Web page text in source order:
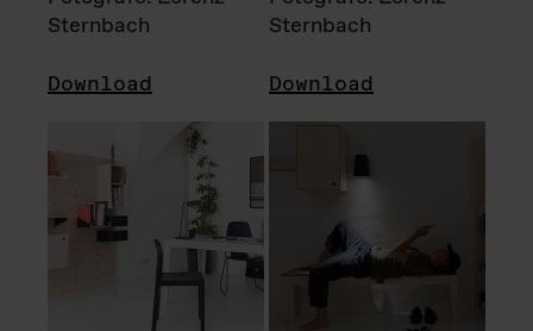
Sternbach
Download
Sternbach
Download